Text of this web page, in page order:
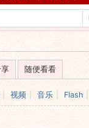
随便看看
视频 音乐 Flash |